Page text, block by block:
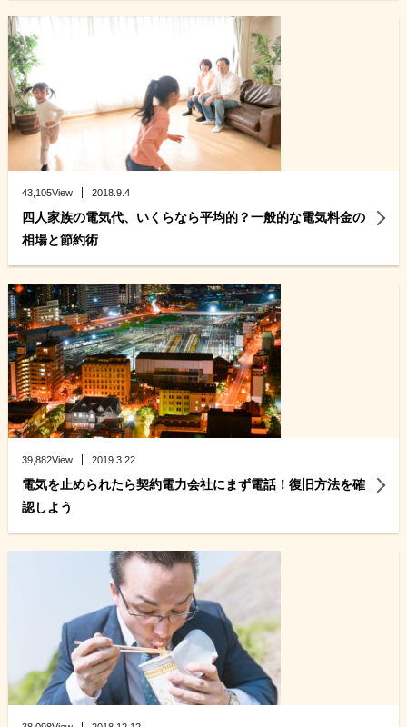
43,105View 2018.9.4
四人家族の電気代、いくらなら平均的？一般的な電気料金の
相場と節約術
39,882View 2019.3.22
電気を止められたら契約電力会社にまず電話！復旧方法を確
認しよう